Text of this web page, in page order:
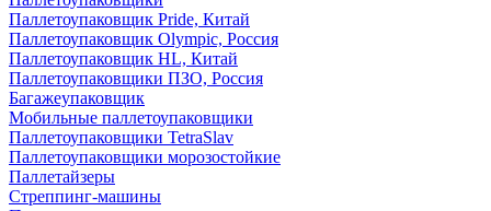
Паллетоупаковщик Pride, Китай
Паллетоупаковщик Olympic, Россия
Паллетоупаковщик HL, Китай
Паллетоупаковщики ПЗО, Россия
Багажеупаковщик
Мобильные паллетоупаковщики
Паллетоупаковщики TetraSlav
Паллетоупаковщики морозостойкие
Паллетайзеры
Стреппинг-машины